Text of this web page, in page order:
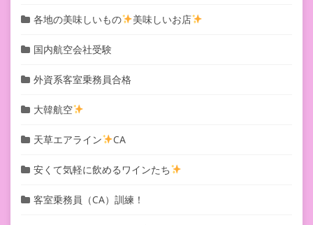
各地の美味しいもの 美味しいお店
国内航空会社受験
外資系客室乗務員合格
大韓航空
天草エアライン CA
安くて気軽に飲めるワインたち
客室乗務員（CA）訓練！